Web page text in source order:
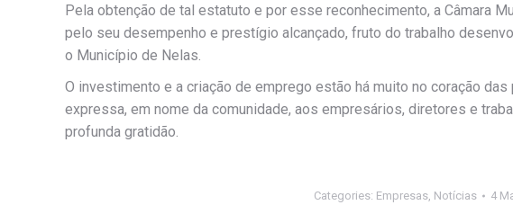
Pela obtenção de tal estatuto e por esse reconhecimento, a Câmara
pelo seu desempenho e prestígio alcançado, fruto do trabalho
o Município de Nelas.
O investimento e a criação de emprego estão há muito no coração
expressa, em nome da comunidade, aos empresários, diretores e
profunda gratidão.
Categories: Empresas, Notícias 4